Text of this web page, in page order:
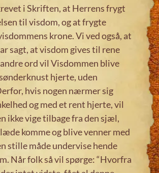
i Skriften, at Herrens frygt
til visdom, og at frygte
krone. Vi ved også, at
sagt, at visdom gives til rene
ord vil Visdommen blive
hjerte, uden
hvis nogen nærmer sig
og med et rent hjerte, vil
ikke vige tilbage fra den sjæl,
komme og blive venner med
stille måde undervise hende
Når folk så vil spørge: “Hvorfra